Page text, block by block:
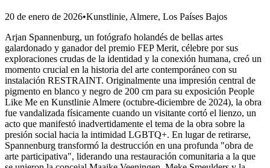
20 de enero de 2026•Kunstlinie, Almere, Los Países Bajos
Arjan Spannenburg, un fotógrafo holandés de bellas artes
galardonado y ganador del premio FEP Merit, célebre por sus
exploraciones crudas de la identidad y la conexión humana, creó un
momento crucial en la historia del arte contemporáneo con su
instalación RESTRAINT. Originalmente una impresión central de
pigmento en blanco y negro de 200 cm para su exposición People
Like Me en Kunstlinie Almere (octubre-diciembre de 2024), la obra
fue vandalizada físicamente cuando un visitante cortó el lienzo, un
acto que manifestó inadvertidamente el tema de la obra sobre la
presión social hacia la intimidad LGBTQ+. En lugar de retirarse,
Spannenburg transformó la destrucción en una profunda "obra de
arte participativa", liderando una restauración comunitaria a la que